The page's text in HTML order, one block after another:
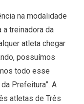
na modalidade
treinadora da
atleta chegar
possuímos
todo esse
Prefeitura”. A
atletas de Três